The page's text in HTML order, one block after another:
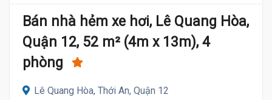
Bán nhà hẻm xe hơi, Lê Quang Hòa,
Quận 12, 52 m² (4m x 13m), 4
phòng
Lê Quang Hòa, Thới An, Quận 12